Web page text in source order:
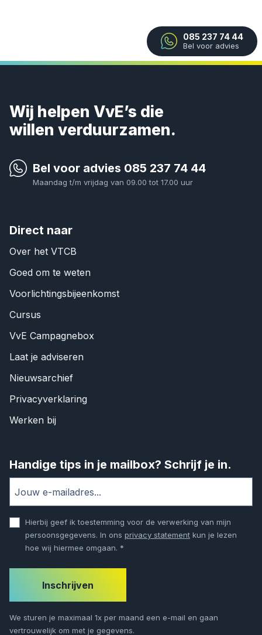
085 237 74 44
Bel voor advies
Wij helpen VvE’s die
willen verduurzamen.
Bel voor advies 085 237 74 44
Maandag t/m vrijdag van 09.00 tot 17.00 uur
Direct naar
Over het VTCB
Goed om te weten
Voorlichtingsbijeenkomst
Cursus
VvE Campagnebox
Laat je adviseren
Nieuwsarchief
Privacyverklaring
Werken bij
Handige tips in je mailbox? Schrijf je in.
Hierbij geef ik toestemming voor de verwerking van mijn
persoonsgegevens. In ons privacy statementkun je lezen
hoe wij hiermee omgaan. *
We sturen je maximaal 1x per maand een e-mail en gaan
vertrouwelijk om met je gegevens.